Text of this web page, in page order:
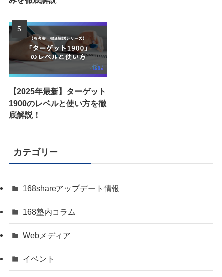
【2025年最新】ターゲット
1900のレベルと使い方を徹
底解説！
カテゴリー
168shareアップデート情報
168塾内コラム
Webメディア
イベント